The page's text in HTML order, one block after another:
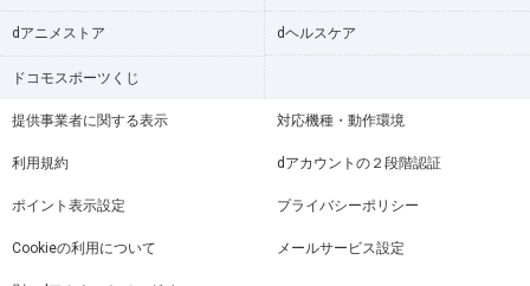
dアニメストア dヘルスケア
ドコモスポーツくじ
提供事業者に関する表示 対応機種・動作環境
利用規約 dアカウントの２段階認証
ポイント表示設定 プライバシーポリシー
Cookieの利用について メールサービス設定